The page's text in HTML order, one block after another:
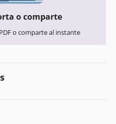
o comparte
o comparte al instante